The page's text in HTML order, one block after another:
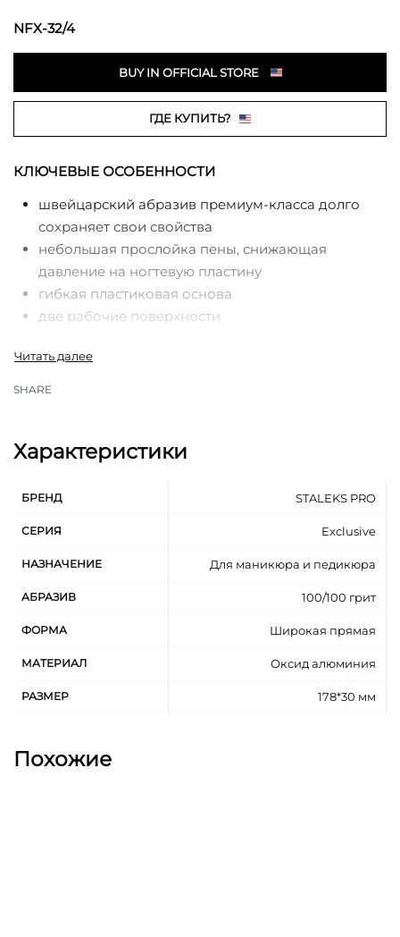
NFX-32/4
BUY IN OFFICIAL STORE
ГДЕ КУПИТЬ?
КЛЮЧЕВЫЕ ОСОБЕННОСТИ
швейцарский абразив премиум-класса долго
сохраняет свои свойства
небольшая прослойка пены, снижающая
давление на ногтевую пластину
гибкая пластиковая основа
две рабочие поверхности
SHARE
Характеристики
БРЕНД STALEKS PRO
СЕРИЯ Exclusive
НАЗНАЧЕНИЕ Для маникюра и педикюра
АБРАЗИВ 100/100 грит
ФОРМА Широкая прямая
МАТЕРИАЛ Оксид алюминия
РАЗМЕР 178*30 мм
Похожие